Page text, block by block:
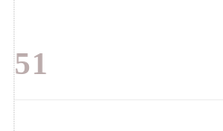
51